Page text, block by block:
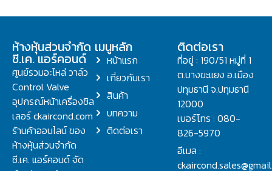
ห้างหุ้นส่วนจำกัด
ซี.เค. แอร์คอนด์
ศูนย์รวมอะไหล่ วาล์ว
Control Valve
อุปกรณ์หน้าเครื่องชิล
เลอร์ ckaircond.com
ร้านค้าออนไลน์ ของ
ห้างหุ้นส่วนจำกัด
ซี.เค. แอร์คอนด์ จัด
เมนูหลัก
หน้าแรก
เกี่ยวกับเรา
สินค้า
บทความ
ติดต่อเรา
ติดต่อเรา
ที่อยู่ : 190/51 หมู่ที่ 1
ต.บางขะแยง อ.เมือง
ปทุมธานี จ.ปทุมธานี
12000
เบอร์โทร : 080-
826-5970
อีเมล :